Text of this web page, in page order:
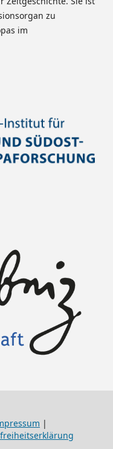
zu
im
|